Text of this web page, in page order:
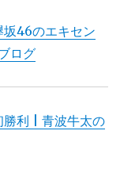
坂46のエキセン
ログ
勝利 | 青波牛太の